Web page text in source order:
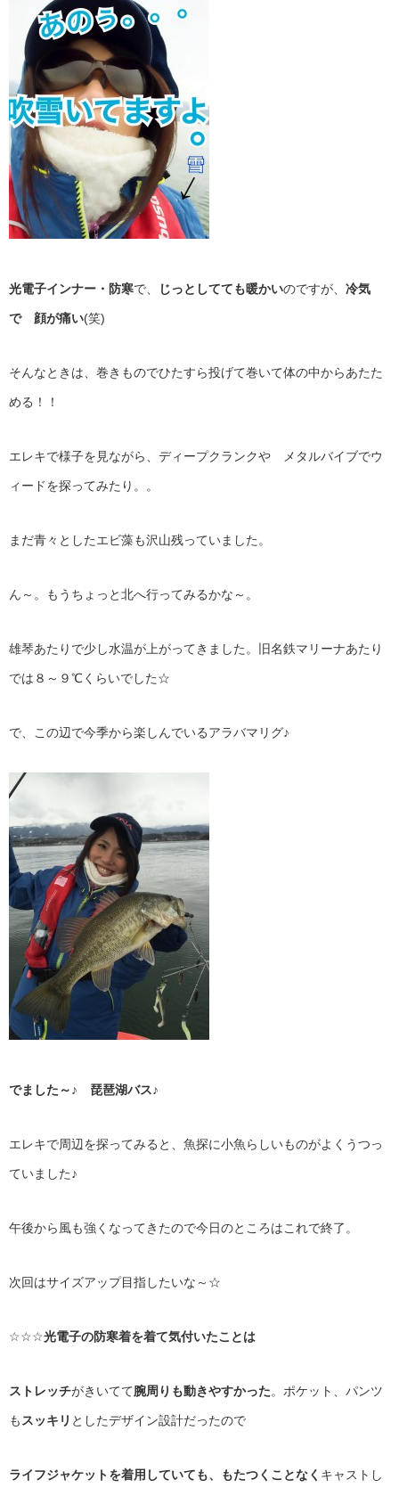
光電子インナー・防寒で、 じっとしてても暖かいのですが、 冷気
で 顔が痛い(笑)
そんなときは、巻きものでひたすら投げて巻いて体の中からあたた
める！！
エレキで様子を見ながら、ディープクランクや メタルバイブでウ
ィードを探ってみたり。。
まだ青々としたエビ藻も沢山残っていました。
ん～。もうちょっと北へ行ってみるかな～。
雄琴あたりで少し水温が上がってきました。旧名鉄マリーナあたり
では８～９℃くらいでした☆
で、この辺で今季から楽しんでいるアラバマリグ♪
でました～♪ 琵琶湖バス♪
エレキで周辺を探ってみると、魚探に小魚らしいものがよくうつっ
ていました♪
午後から風も強くなってきたので今日のところはこれで終了。
次回はサイズアップ目指したいな～☆
☆☆☆光電子の防寒着を着て気付いたことは
ストレッチがきいてて腕周りも動きやすかった。ポケット、パンツ
もスッキリ としたデザイン設計だったので
ライフジャケットを着用していても、もたつくことなく キャストし